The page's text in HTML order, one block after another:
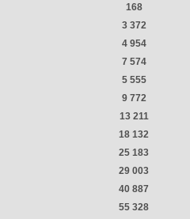
168
3 372
4 954
7 574
5 555
9 772
13 211
18 132
25 183
29 003
40 887
55 328